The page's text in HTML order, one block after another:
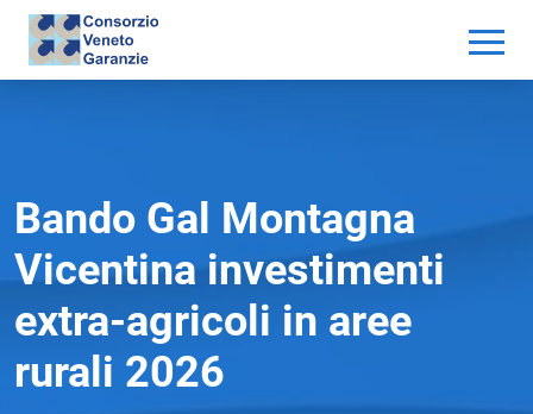
Bando Gal Montagna
Vicentina investimenti
extra-agricoli in aree
rurali 2026